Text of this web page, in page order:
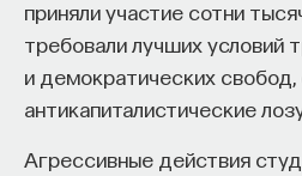
приняли участие сотни
требовали лучших условий
и демократических свобод,
антикапиталистические
Агрессивные действия